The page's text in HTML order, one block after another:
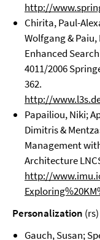
http://
Chirita, Paul-
Wolfgang &
Enhanced
4011/2006
362.
http://
Papailiou, Niki;
Dimitris &
Management
Architecture
http://
Personalization (rs)
Gauch, Susan;